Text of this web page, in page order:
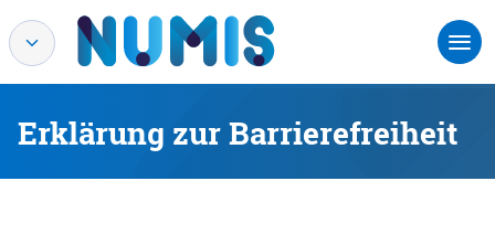
Erklärung zur Barrierefreiheit